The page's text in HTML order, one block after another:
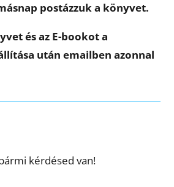
postázzuk a könyvet.
és az E-bookot a
után emailben azonnal
kérdésed van!